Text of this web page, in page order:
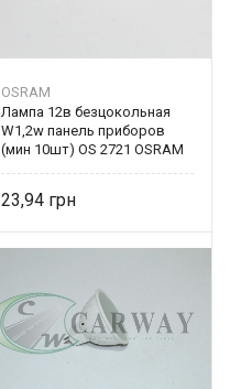
OSRAM
Лампа 12в безцокольная
W1,2w панель приборов
(мин 10шт) OS 2721 OSRAM
23,94